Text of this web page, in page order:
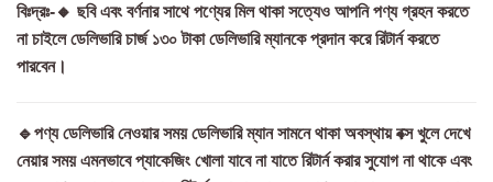
বিঃদ্রঃ-🔸 ছবি এবং বর্ণনার সাথে পণ্যের মিল থাকা সত্যেও আপনি পণ্য গ্রহন করতে
না চাইলে ডেলিভারি চার্জ ১৩০ টাকা ডেলিভারি ম্যানকে প্রদান করে রিটার্ন করতে
পারবেন।
🔹পণ্য ডেলিভারি নেওয়ার সময় ডেলিভারি ম্যান সামনে থাকা অবস্থায় বক্স খুলে দেখে
নেয়ার সময় এমনভাবে প্যাকেজিং খোলা যাবে না যাতে রিটার্ন করার সুযোগ না থাকে এবং